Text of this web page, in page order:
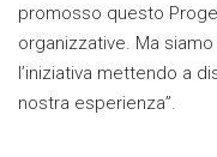
promosso questo
organizzative. Ma
l’iniziativa mettendo a
nostra esperienza”.